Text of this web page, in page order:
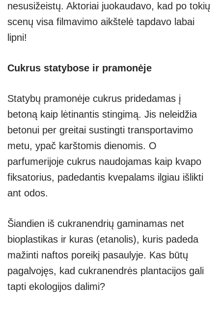
nesusižeistų. Aktoriai juokaudavo, kad po tokių
scenų visa filmavimo aikštelė tapdavo labai
lipni!
Cukrus statybose ir pramonėje
Statybų pramonėje cukrus pridedamas į
betoną kaip lėtinantis stingimą. Jis neleidžia
betonui per greitai sustingti transportavimo
metu, ypač karštomis dienomis. O
parfumerijoje cukrus naudojamas kaip kvapo
fiksatorius, padedantis kvepalams ilgiau išlikti
ant odos.
Šiandien iš cukranendrių gaminamas net
bioplastikas ir kuras (etanolis), kuris padeda
mažinti naftos poreikį pasaulyje. Kas būtų
pagalvojęs, kad cukranendrės plantacijos gali
tapti ekologijos dalimi?